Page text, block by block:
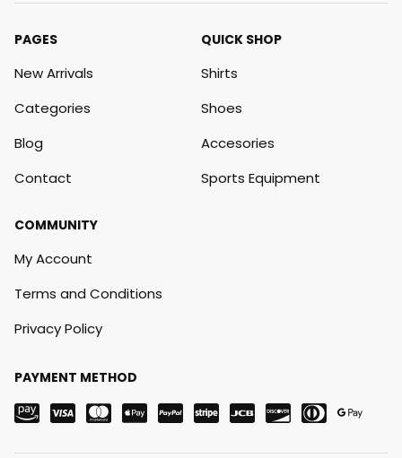
PAGES
New Arrivals
Categories
Blog
Contact
QUICK SHOP
Shirts
Shoes
Accesories
Sports Equipment
COMMUNITY
My Account
Terms and Conditions
Privacy Policy
PAYMENT METHOD